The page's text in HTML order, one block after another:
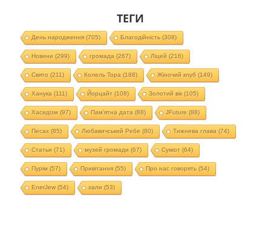
ТЕГИ
День народження(705) Благодійність (308)
Новини (299) громада (267) Ліцей (216)
Свято (211) Колель Тора (188) Жіночий клуб (149)
Ханука (111) Йорцайт (108) Золотий вік(105)
Хасидізм (97) Пам'ятна дата (88) JFuture (88)
Песах(85) Любавичський Ребе (80) Тижнева глава (74)
Статьи (71) музей громади (67) Суккот (64)
Пурім (57) Привітання(55) Про нас говорять (54)
EnerJew(54) хали (53)